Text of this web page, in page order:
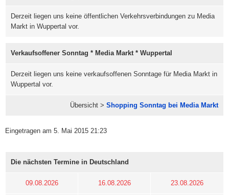
Derzeit liegen uns keine öffentlichen Verkehrsverbindungen zu Media
Markt in Wuppertal vor.
Verkaufsoffener Sonntag * Media Markt * Wuppertal
Derzeit liegen uns keine verkaufsoffenen Sonntage für Media Markt in
Wuppertal vor.
Übersicht > Shopping Sonntag bei Media Markt
Eingetragen am 5. Mai 2015 21:23
Die nächsten Termine in Deutschland
09.08.2026 16.08.2026 23.08.2026